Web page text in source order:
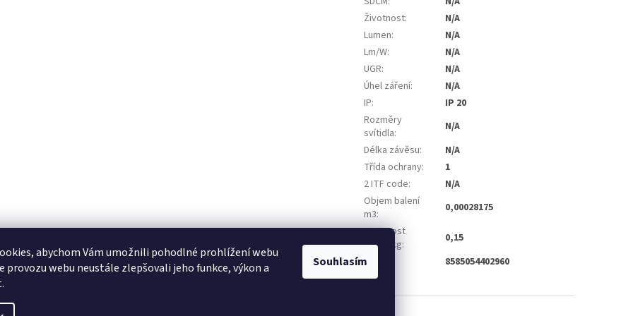
abychom Vám umožnili pohodlné prohlížení webu
provozu webu neustále zlepšovali jeho funkce, výkon a
Souhlasím
Životnost:
N/A
Lumen:
N/A
Lm/W:
N/A
UGR:
N/A
Úhel záření:
N/A
IP:
IP 20
Rozměry
svítidla:
N/A
Délka závěsu:
N/A
Třída ochrany:
1
2 ITF code:
N/A
Objem balení
m3:
0,00028175
Hmotnost
balení kg:
0,15
EAN
8585054402960